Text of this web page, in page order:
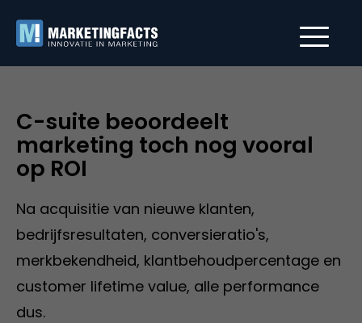
C-suite beoordeelt
marketing toch nog vooral
op ROI
Na acquisitie van nieuwe klanten,
bedrijfsresultaten, conversieratio's,
merkbekendheid, klantbehoudpercentage en
customer lifetime value, alle performance
dus.